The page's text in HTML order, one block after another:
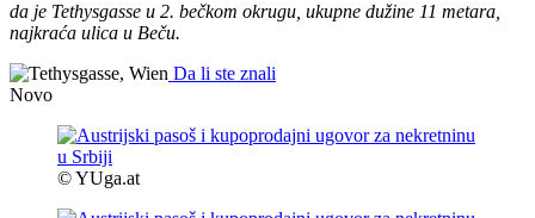
da je Tethysgasse u 2. bečkom okrugu, ukupne dužine 11 metara,
najkraća ulica u Beču.
Da li ste znali
Novo
© YUga.at